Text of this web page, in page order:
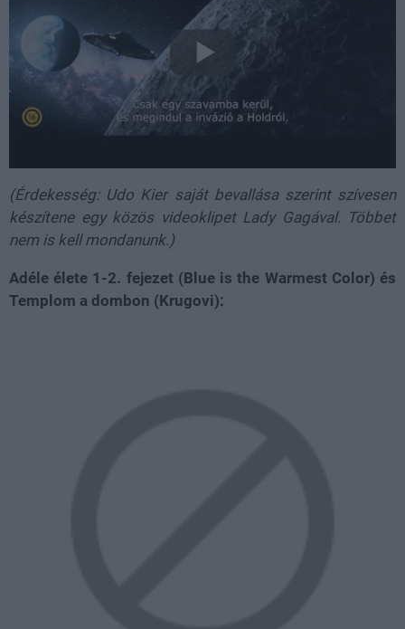
(Érdekesség: Udo Kier saját bevallása szerint szívesen
készítene egy közös videoklipet Lady Gagával. Többet
nem is kell mondanunk.)
Adéle élete 1-2. fejezet (Blue is the Warmest Color) és
Templom a dombon (Krugovi):